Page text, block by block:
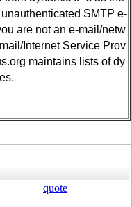
SMTP e-
are not an e-mail/netw
Internet Service Prov
maintains lists of dy
quote